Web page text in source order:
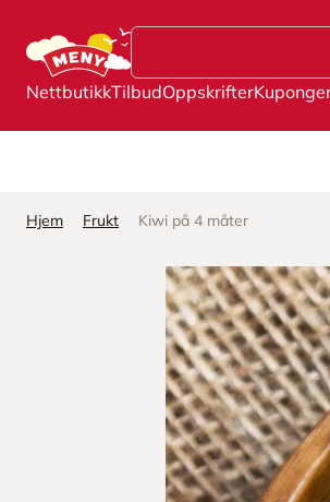
NettbutikkTilbudOppskrifter
Hjem Frukt Kiwi på 4 måter